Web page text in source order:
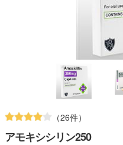
（26件）
アモキシシリン250